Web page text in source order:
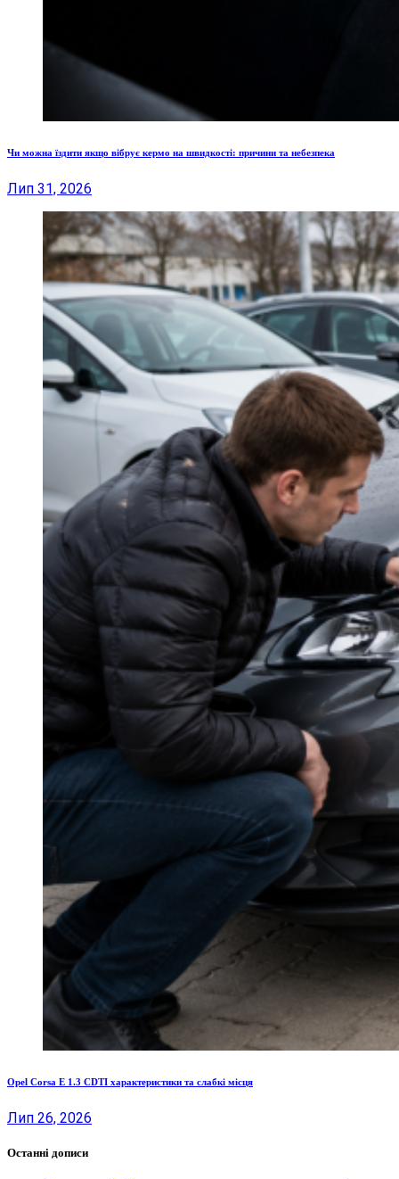
Чи можна їздити якщо вібрує кермо на швидкості: причини та небезпека
Лип 31, 2026
Opel Corsa E 1.3 CDTI характеристики та слабкі місця
Лип 26, 2026
Останні дописи